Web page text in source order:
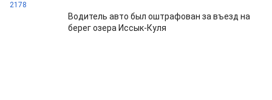
2178
Водитель авто был оштрафован за въезд на
берег озера Иссык-Куля